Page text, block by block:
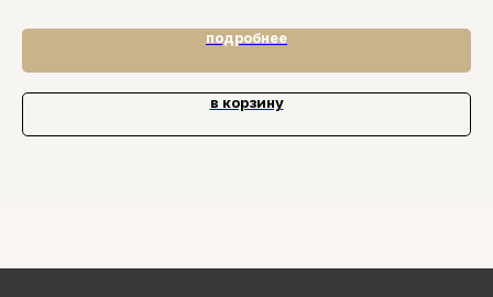
подробнее
в корзину